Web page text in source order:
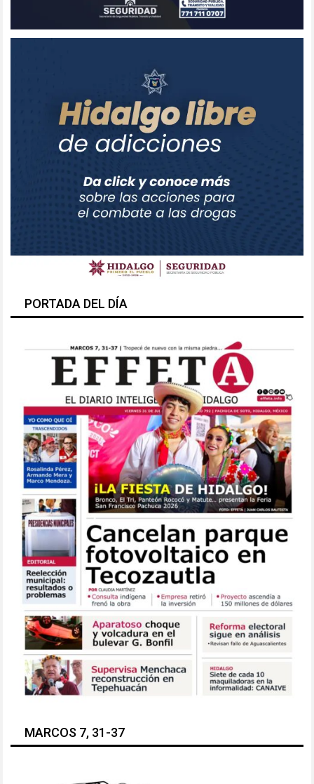
PORTADA DEL DÍA
MARCOS 7, 31-37